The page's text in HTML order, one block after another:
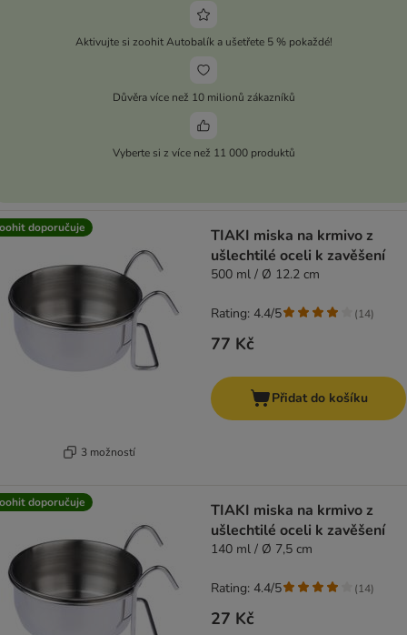
Aktivujte si zoohit Autobalík a ušetřete 5 % pokaždé!
Důvěra více než 10 milionů zákazníků
Vyberte si z více než 11 000 produktů
doporučuje
3 možností
TIAKI miska na krmivo z
ušlechtilé oceli k zavěšení
500 ml / Ø 12.2 cm
77 Kč
Rating: 4.4/5 (14)
Přidat do košíku
doporučuje
TIAKI miska na krmivo z
ušlechtilé oceli k zavěšení
140 ml / Ø 7,5 cm
27 Kč
Rating: 4.4/5 (14)